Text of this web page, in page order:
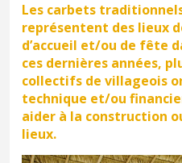
Les carbets
représentent des lieux
d’accueil et/ou de fête
ces dernières années,
collectifs de villageois
technique et/ou
aider à la construction
lieux.